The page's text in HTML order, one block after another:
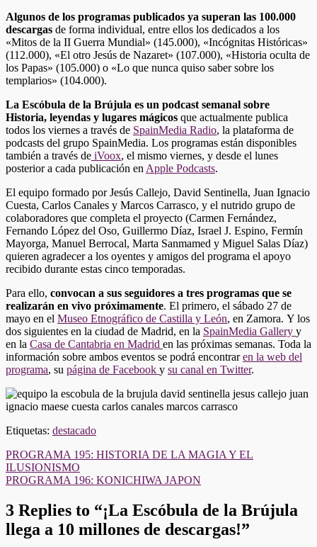
Algunos de los programas publicados ya superan las 100.000
descargas de forma individual, entre ellos los dedicados a los
«Mitos de la II Guerra Mundial» (145.000), «Incógnitas Históricas»
(112.000), «El otro Jesús de Nazaret» (107.000), «Historia oculta de
los Papas» (105.000) o «Lo que nunca quiso saber sobre los
templarios» (104.000).
La Escóbula de la Brújula es un podcast semanal sobre
Historia, leyendas y lugares mágicos que actualmente publica
todos los viernes a través de SpainMedia Radio, la plataforma de
podcasts del grupo SpainMedia. Los programas están disponibles
también a través de iVoox, el mismo viernes, y desde el lunes
posterior a cada publicación en Apple Podcasts.
El equipo formado por Jesús Callejo, David Sentinella, Juan Ignacio
Cuesta, Carlos Canales y Marcos Carrasco, y el nutrido grupo de
colaboradores que completa el proyecto (Carmen Fernández,
Fernando López del Oso, Guillermo Díaz, Israel J. Espino, Fermín
Mayorga, Manuel Berrocal, Marta Sanmamed y Miguel Salas Díaz)
quieren agradecer a los oyentes y amigos del programa el apoyo
recibido durante estas cinco temporadas.
Para ello, convocan a sus seguidores a tres programas que se
realizarán en vivo próximamente. El primero, el sábado 27 de
mayo en el Museo Etnográfico de Castilla y León, en Zamora. Y los
dos siguientes en la ciudad de Madrid, en la SpainMedia Gallery y
en la Casa de Cantabria en Madrid en las próximas semanas. Toda la
información sobre ambos eventos se podrá encontraren la web del
programa, su página de Facebook y su canal en Twitter.
Etiquetas: destacado
Navegación
de
PROGRAMA 195: HISTORIA DE LA MAGIA Y EL
ILUSIONISMO
PROGRAMA 196: KONICHIWA JAPON
3 Replies to “¡La Escóbula de la Brújula
llega a 10 millones de descargas!”